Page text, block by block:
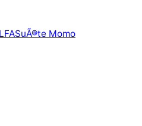
SuÃ®te Momo